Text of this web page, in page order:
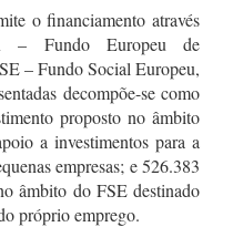
o financiamento através
– Fundo Europeu de
– Fundo Social Europeu,
decompõe-se como
proposto no âmbito
a investimentos para a
empresas; e 526.383
âmbito do FSE destinado
próprio emprego.